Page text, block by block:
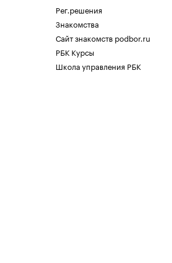
Рег.решения
Знакомства
Сайт знакомств podbor.ru
РБК Курсы
Школа управления РБК